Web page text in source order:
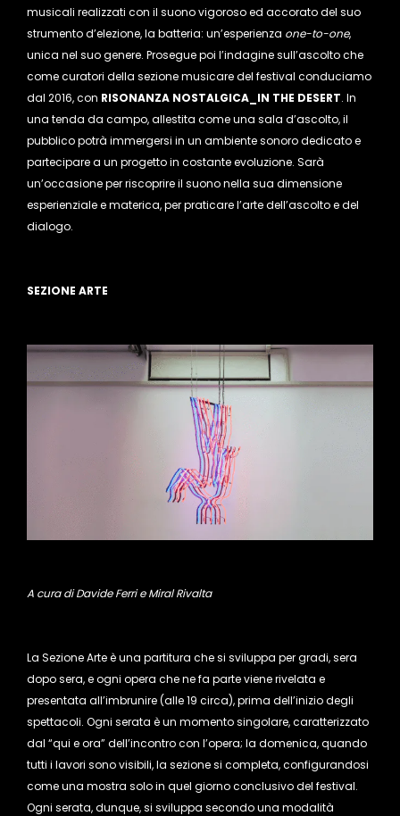
musicali realizzati con il suono vigoroso ed accorato del suo
strumento d’elezione, la batteria: un’esperienza one-to-one,
unica nel suo genere. Prosegue poi l’indagine sull’ascolto che
come curatori della sezione musicare del festival conduciamo
dal 2016, con RISONANZA NOSTALGICA_IN THE DESERT. In
una tenda da campo, allestita come una sala d’ascolto, il
pubblico potrà immergersi in un ambiente sonoro dedicato e
partecipare a un progetto in costante evoluzione. Sarà
un’occasione per riscoprire il suono nella sua dimensione
esperienziale e materica, per praticare l’arte dell’ascolto e del
dialogo.
SEZIONE ARTE
A cura di Davide Ferri e Miral Rivalta
La Sezione Arte è una partitura che si sviluppa per gradi, sera
dopo sera, e ogni opera che ne fa parte viene rivelata e
presentata all’imbrunire (alle 19 circa), prima dell’inizio degli
spettacoli. Ogni serata è un momento singolare, caratterizzato
dal “qui e ora” dell’incontro con l’opera; la domenica, quando
tutti i lavori sono visibili, la sezione si completa, configurandosi
come una mostra solo in quel giorno conclusivo del festival.
Ogni serata, dunque, si sviluppa secondo una modalità